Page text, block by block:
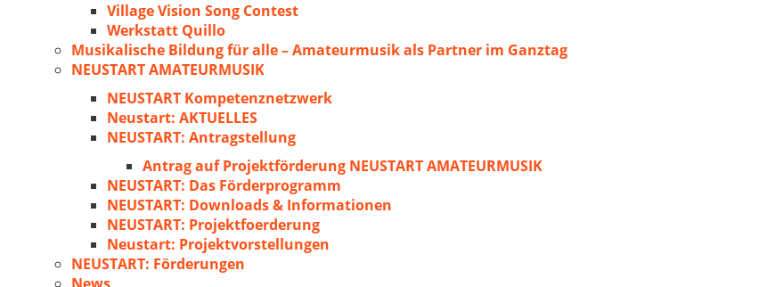
Village Vision Song Contest
Werkstatt Quillo
Musikalische Bildung für alle – Amateurmusik als Partner im Ganztag
NEUSTART AMATEURMUSIK
NEUSTART Kompetenznetzwerk
Neustart: AKTUELLES
NEUSTART: Antragstellung
Antrag auf Projektförderung NEUSTART AMATEURMUSIK
NEUSTART: Das Förderprogramm
NEUSTART: Downloads & Informationen
NEUSTART: Projektfoerderung
Neustart: Projektvorstellungen
NEUSTART: Förderungen